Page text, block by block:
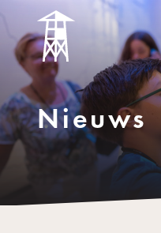
Nieuws